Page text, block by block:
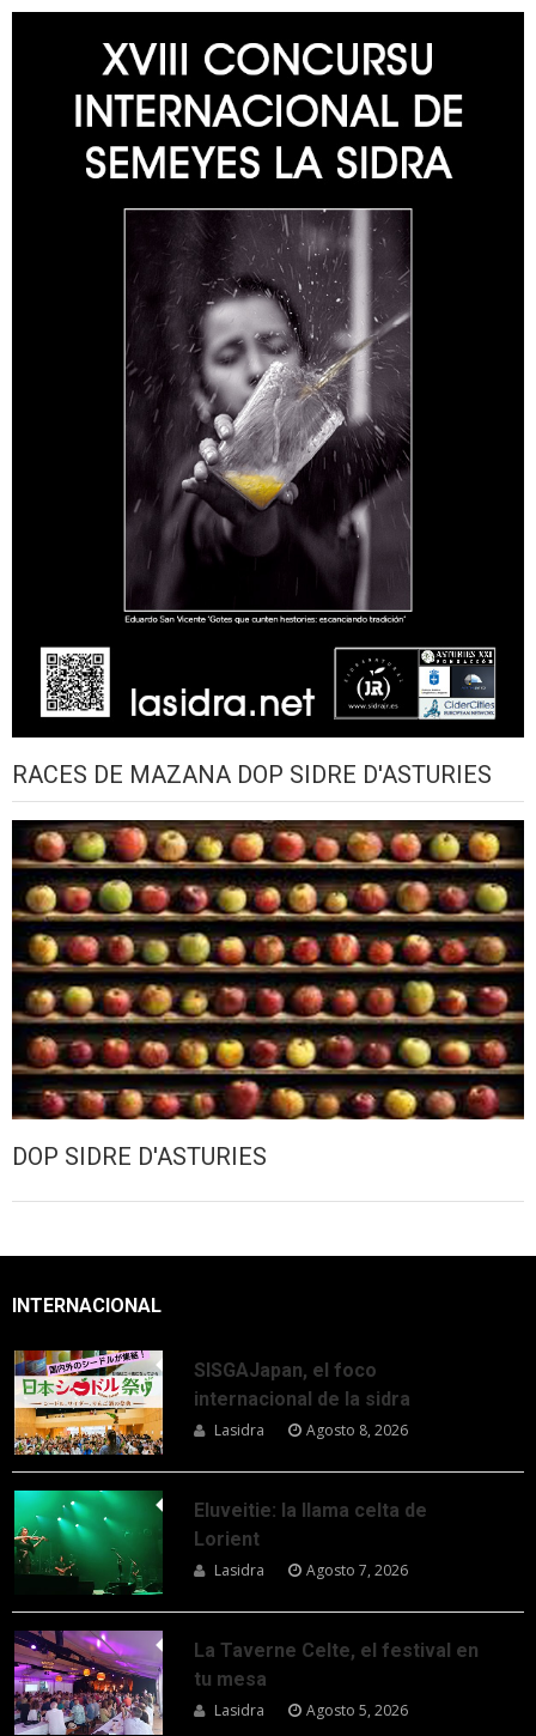
RACES DE MAZANA DOP SIDRE D'ASTURIES
DOP SIDRE D'ASTURIES
INTERNACIONAL
SISGAJapan, el foco
internacional de la sidra
Lasidra Agosto 8, 2026
Eluveitie: la llama celta de
Lorient
Lasidra Agosto 7, 2026
La Taverne Celte, el festival en
tu mesa
Lasidra Agosto 5, 2026